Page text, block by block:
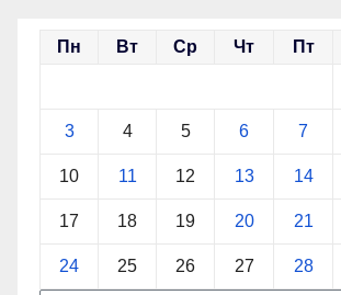
Пн Вт Ср Чт Пт
3 4 5 6 7
10 11 12 13 14
17 18 19 20 21
24 25 26 27 28